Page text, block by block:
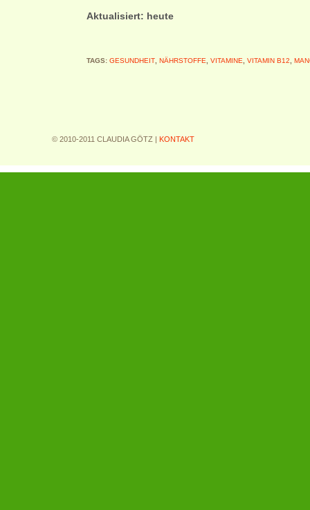
Aktualisiert: heute
TAGS: GESUNDHEIT NÄHRSTOFFE VITAMINE VITAMIN B12
© 2010-2011 CLAUDIA GÖTZ | KONTAKT